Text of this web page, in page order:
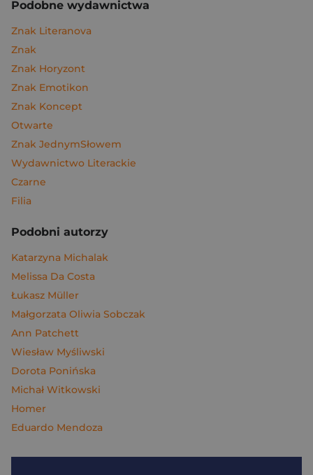
Podobne wydawnictwa
Znak Literanova
Znak
Znak Horyzont
Znak Emotikon
Znak Koncept
Otwarte
Znak JednymSłowem
Wydawnictwo Literackie
Czarne
Filia
Podobni autorzy
Katarzyna Michalak
Melissa Da Costa
Łukasz Müller
Małgorzata Oliwia Sobczak
Ann Patchett
Wiesław Myśliwski
Dorota Ponińska
Michał Witkowski
Homer
Eduardo Mendoza